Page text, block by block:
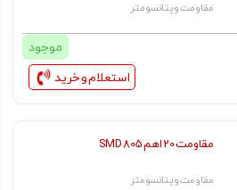
مقاومت و پتانسومتر
موجود
استعلام و خرید
مقاومت 20 اهم SMD 805
مقاومت و پتانسومتر